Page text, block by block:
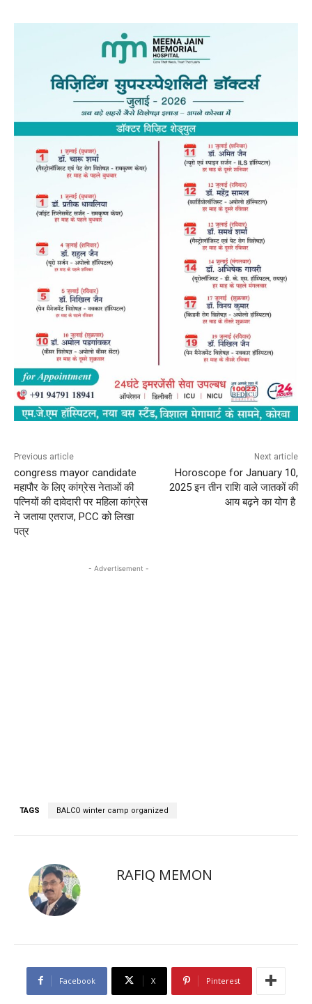
Previous article
congress mayor candidate
महापौर के लिए कांग्रेस नेताओं की
पत्नियों की दावेदारी पर महिला कांग्रेस
ने जताया एतराज, PCC को लिखा
पत्र
Next article
Horoscope for January 10,
2025 इन तीन राशि वाले जातकों की
आय बढ़ने का योग है
- Advertisement -
TAGS BALCO winter camp organized
RAFIQ MEMON
Facebook X Pinterest